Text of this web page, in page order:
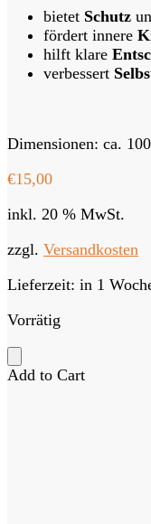
bietet Schutz
fördert innere
hilft klare
verbessert
Dimensionen: ca.
€15,00
inkl. 20 % MwSt.
zzgl. Versandkosten
Lieferzeit: in 1
Vorrätig
Add to Cart